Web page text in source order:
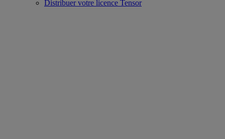
Distribuer votre licence Tensor